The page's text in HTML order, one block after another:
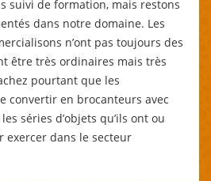
suivi de formation, mais restons
dans notre domaine. Les
n’ont pas toujours des
être très ordinaires mais très
pourtant que les
convertir en brocanteurs avec
séries d’objets qu’ils ont ou
exercer dans le secteur